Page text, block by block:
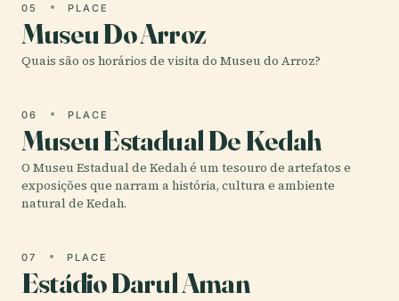
05 PLACE
Museu Do Arroz
Quais são os horários de visita do Museu do Arroz?
06 PLACE
Museu Estadual De Kedah
O Museu Estadual de Kedah é um tesouro de artefatos e
exposições que narram a história, cultura e ambiente
natural de Kedah.
07 PLACE
Estádio Darul Aman